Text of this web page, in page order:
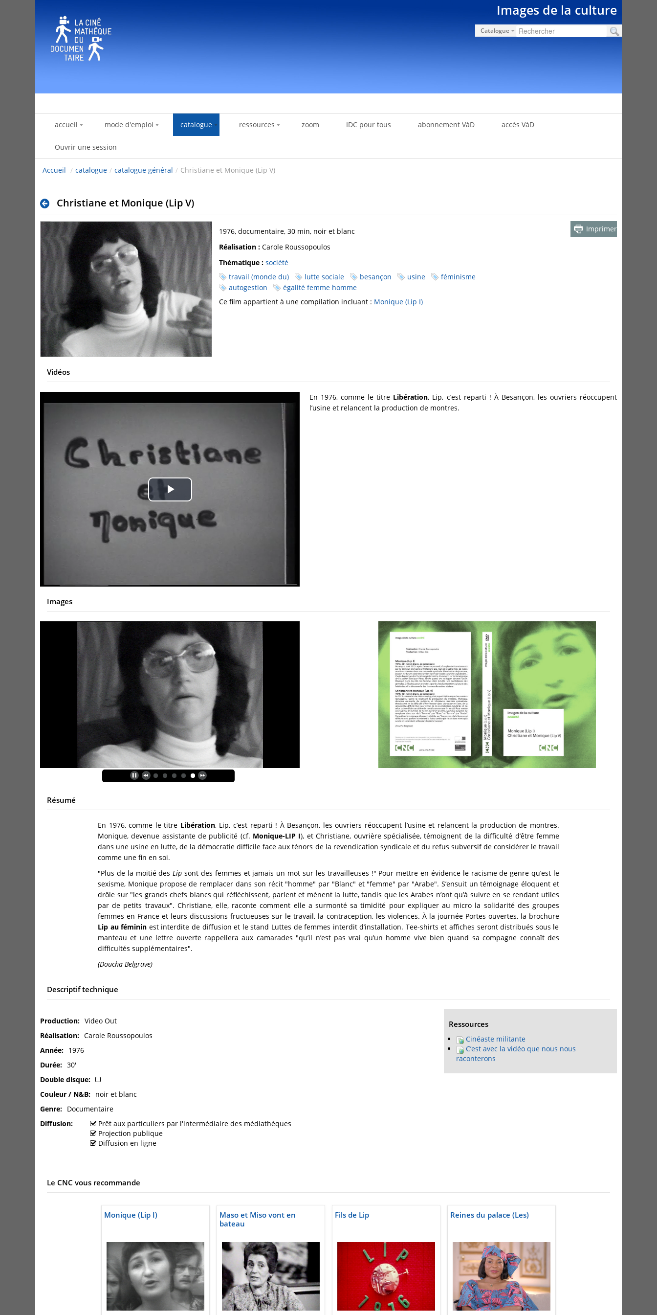
Images de la culture
Catalogue
accueil mode d'emploi catalogue ressources zoom IDC pour tous abonnement VàD accès VàD
Ouvrir une session
Accueil / catalogue / catalogue général / Christiane et Monique (Lip V)
Christiane et Monique (Lip V)
Imprimer
1976, documentaire, 30 min, noir et blanc
Réalisation : Carole Roussopoulos
Thématique : société
travail (monde du)
lutte sociale besançon usine
féminisme
autogestion
égalité femme homme
Ce film appartient à une compilation incluant : Monique (Lip I)
Vidéos
Play
Video
En 1976, comme le titre Libération, Lip, c’est reparti ! À Besançon, les ouvriers réoccupent
l’usine et relancent la production de montres.
Images
Résumé
En 1976, comme le titre Libération, Lip, c’est reparti ! À Besançon, les ouvriers réoccupent l’usine et relancent la production de montres.
Monique, devenue assistante de publicité (cf. Monique-LIP I), et Christiane, ouvrière spécialisée, témoignent de la difficulté d’être femme
dans une usine en lutte, de la démocratie difficile face aux ténors de la revendication syndicale et du refus subversif de considérer le travail
comme une fin en soi.
"Plus de la moitié desLip sont des femmes et jamais un mot sur les travailleuses !" Pour mettre en évidence le racisme de genre qu’est le
sexisme, Monique propose de remplacer dans son récit "homme" par "Blanc" et "femme" par "Arabe". S’ensuit un témoignage éloquent et
drôle sur "les grands chefs blancs qui réfléchissent, parlent et mènent la lutte, tandis que les Arabes n’ont qu’à suivre en se rendant utiles
par de petits travaux". Christiane, elle, raconte comment elle a surmonté sa timidité pour expliquer au micro la solidarité des groupes
femmes en France et leurs discussions fructueuses sur le travail, la contraception, les violences. À la journée Portes ouvertes, la brochure
Lip au féminin est interdite de diffusion et le stand Luttes de femmes interdit d’installation. Tee-shirts et affiches seront distribués sous le
manteau et une lettre ouverte rappellera aux camarades "qu’il n’est pas vrai qu’un homme vive bien quand sa compagne connaît des
difficultés supplémentaires".
(Doucha Belgrave)
Descriptif technique
Production
Video Out
Réalisation
Carole Roussopoulos
Année
1976
Durée
30'
Double disque
Couleur / N&B
noir et blanc
Genre
Documentaire
Diffusion
Prêt aux particuliers par l'intermédiaire des médiathèques
Projection publique
Diffusion en ligne
Ressources
Cinéaste militante
C’est avec la vidéo que nous nous
raconterons
Le CNC vous recommande
Monique (Lip I)
Maso et Miso vont en
bateau
Fils de Lip Reines du palace (Les)